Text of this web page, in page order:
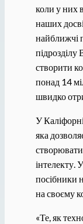
коли у них
наших
найближчі
створити
понад 14
швидко
У
яка
інтелекту.
посібники
на своєму
«Те, як